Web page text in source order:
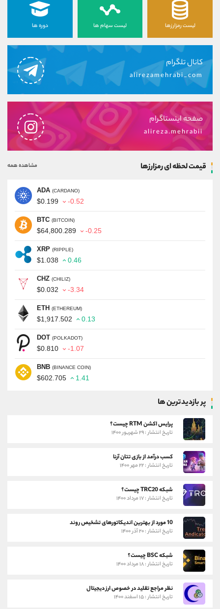
لیست رمزارزها لیست سهام ها دوره ها
کانال تلگرام
alirezamehrabi_com
صفحه اینستاگرام
alireza.mehrabii
قیمت لحظه ای رمزارزها مشاهده همه
ADA (CARDANO)
$0.199 -0.52
BTC (BITCOIN)
$64,800.289 -0.25
XRP (RIPPLE)
$1.038 0.46
CHZ (CHILIZ)
$0.032 -3.34
ETH (ETHEREUM)
$1,917.502 0.13
DOT (POLKADOT)
$0.810 -1.07
BNB (BINANCE COIN)
$602.705 1.41
پر بازدیدترین ها
پرایس اکشن RTM چیست؟
تاریخ انتشار : ۲۹ شهریور ۱۴۰۰
کسب درآمد از بازی تتان آرنا
تاریخ انتشار : ۲۲ مهر ۱۴۰۰
شبکه TRC20 چیست؟
تاریخ انتشار : ۱۷ مرداد ۱۴۰۰
10 مورد از بهترین اندیکاتورهای تشخیص روند
تاریخ انتشار : ۲۰ آذر ۱۴۰۰
شبکه BSC چیست؟
تاریخ انتشار : ۱۸ مرداد ۱۴۰۰
نظر مراجع تقلید در خصوص ارز دیجیتال
تاریخ انتشار : ۱۵ اسفند ۱۴۰۰